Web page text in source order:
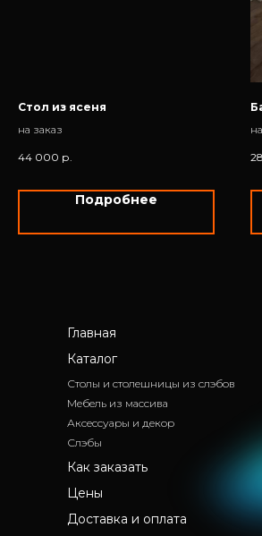
Стол из ясеня
на заказ
44 000 р.
Подробнее
Главная
Каталог
Как заказать
Столы и столешницы из слэбов
Мебель из массива
Слэбы
Аксессуары и декор
Доставка и оплата
Цены